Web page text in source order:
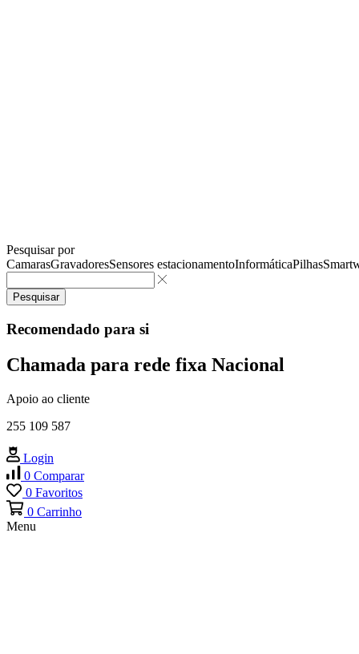
Pesquisar por
CamarasGravadoresSensores estacionamentoInformáticaPilhas
Pesquisar
Recomendado para si
Chamada para rede fixa Nacional
Apoio ao cliente
255 109 587
Login
0 Comparar
0 Favoritos
0 Carrinho
Menu